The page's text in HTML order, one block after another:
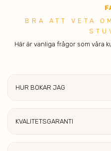
BRA ATT V ETA
Här är vanliga frågor som våra
HUR BOKAR JAG
KVALITETSGARANTI